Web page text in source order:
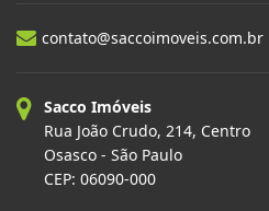
contato@saccoimoveis.com.br
Sacco Imóveis
Rua João Crudo, 214, Centro
Osasco - São Paulo
CEP: 06090-000